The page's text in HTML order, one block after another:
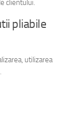
clientului.
pliabile
utilizarea